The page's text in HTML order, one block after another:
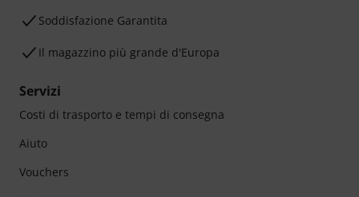
Soddisfazione Garantita
Il magazzino più grande d'Europa
Servizi
Costi di trasporto e tempi di consegna
Aiuto
Vouchers